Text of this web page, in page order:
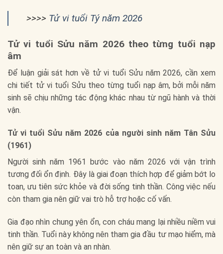
>>>> Tử vi tuổi Tý năm 2026
Tử vi tuổi Sửu năm 2026 theo từng tuổi nạp
âm
Để luận giải sát hơn về tử vi tuổi Sửu năm 2026, cần xem
chi tiết tử vi tuổi Sửu theo từng tuổi nạp âm, bởi mỗi năm
sinh sẽ chịu những tác động khác nhau từ ngũ hành và thời
vận.
Tử vi tuổi Sửu năm 2026 của người sinh năm Tân Sửu
(1961)
Người sinh năm 1961 bước vào năm 2026 với vận trình
tương đối ổn định. Đây là giai đoạn thích hợp để giảm bớt lo
toan, ưu tiên sức khỏe và đời sống tinh thần. Công việc nếu
còn tham gia nên giữ vai trò hỗ trợ hoặc cố vấn.
Gia đạo nhìn chung yên ổn, con cháu mang lại nhiều niềm vui
tinh thần. Tuổi này không nên tham gia đầu tư mạo hiểm, mà
nên giữ sự an toàn và an nhàn.